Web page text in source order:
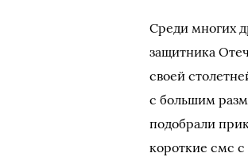
Среди многих
защитника
своей
с большим
подобрали
короткие смс